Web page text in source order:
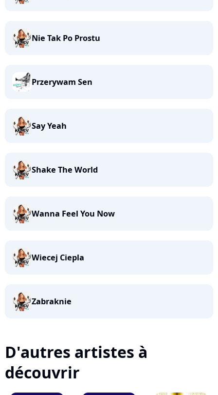
Nie Tak Po Prostu
Przerywam Sen
Say Yeah
Shake The World
Wanna Feel You Now
Wiecej Ciepla
Zabraknie
D'autres artistes à
découvrir